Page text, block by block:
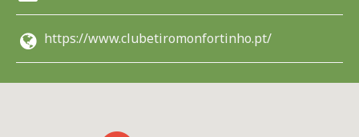
https://www.clubetiromonfortinho.pt/